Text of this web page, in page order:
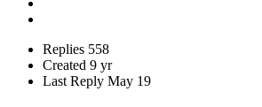
Replies 558
Created 9 yr
Last Reply May 19